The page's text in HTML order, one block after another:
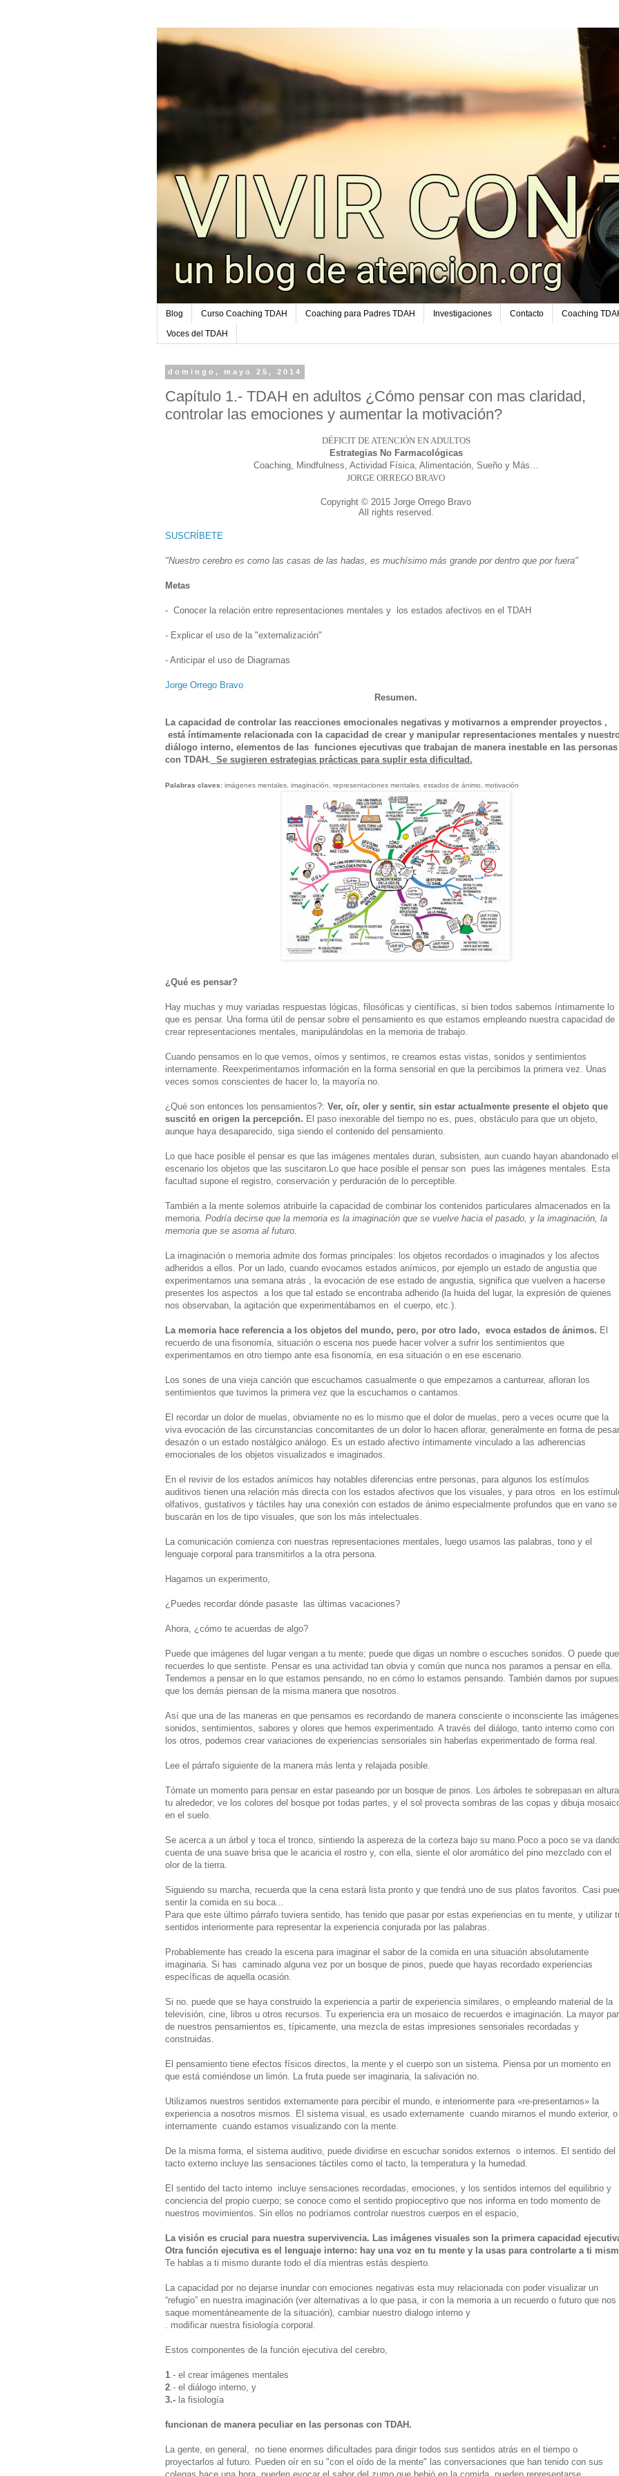
Blog Curso Coaching TDAH Coaching para Padres TDAH Investigaciones Contacto Coaching
Voces del TDAH
domingo, mayo 25, 2014
Capítulo 1.- TDAH en adultos ¿Cómo pensar con mas claridad,
controlar las emociones y aumentar la motivación?
DÉFICIT DE ATENCIÓN EN ADULTOS
Estrategias No Farmacológicas
Coaching, Mindfulness, Actividad Física, Alimentación, Sueño y Más…
JORGE ORREGO BRAVO
Copyright © 2015 Jorge Orrego Bravo
All rights reserved.
SUSCRÍBETE
"Nuestro cerebro es como las casas de las hadas, es muchísimo más grande por dentro que por fuera"
Metas
- Conocer la relación entre representaciones mentales y los estados afectivos en el TDAH
- Explicar el uso de la "externalización"
- Anticipar el uso de Diagramas
Jorge Orrego Bravo
Resumen.
La capacidad de controlar las reacciones emocionales negativas y motivarnos a emprender proyectos ,
está íntimamente relacionada con la capacidad de crear y manipular representaciones mentales y
diálogo interno, elementos de las funciones ejecutivas que trabajan de manera inestable en las personas
con TDAH. Se sugieren estrategias prácticas para suplir esta dificultad.
Palabras claves:imágenes mentales, imaginación, representaciones mentales, estados de ánimo, motivación
¿Qué es pensar?
Hay muchas y muy variadas respuestas lógicas, filosóficas y científicas, si bien todos sabemos íntimamente lo
que es pensar. Una forma útil de pensar sobre el pensamiento es que estamos empleando nuestra capacidad de
crear representaciones mentales, manipulándolas en la memoria de trabajo.
Cuando pensamos en lo que vemos, oímos y sentimos, re creamos estas vistas, sonidos y sentimientos
internamente. Reexperimentamos información en la forma sensorial en que la percibimos la primera vez. Unas
veces somos conscientes de hacer lo, la mayoría no.
¿Qué son entonces los pensamientos?: Ver, oír, oler y sentir, sin estar actualmente presente el objeto que
suscitó en origen la percepción. El paso inexorable del tiempo no es, pues, obstáculo para que un objeto,
aunque haya desaparecido, siga siendo el contenido del pensamiento.
Lo que hace posible el pensar es que las imágenes mentales duran, subsisten, aun cuando hayan abandonado el
escenario los objetos que las suscitaron.Lo que hace posible el pensar son pues las imágenes mentales. Esta
facultad supone el registro, conservación y perduración de lo perceptible.
También a la mente solemos atribuirle la capacidad de combinar los contenidos particulares almacenados en la
memoria. Podría decirse que la memoria es la imaginación que se vuelve hacia el pasado, y la imaginación, la
memoria que se asoma al futuro.
La imaginación o memoria admite dos formas principales: los objetos recordados o imaginados y los afectos
adheridos a ellos. Por un lado, cuando evocamos estados anímicos, por ejemplo un estado de angustia que
experimentamos una semana atrás , la evocación de ese estado de angustia, significa que vuelven a hacerse
presentes los aspectos a los que tal estado se encontraba adherido (la huida del lugar, la expresión de quienes
nos observaban, la agitación que experimentábamos en el cuerpo, etc.).
La memoria hace referencia a los objetos del mundo, pero, por otro lado, evoca estados de ánimos. El
recuerdo de una fisonomía, situación o escena nos puede hacer volver a sufrir los sentimientos que
experimentamos en otro tiempo ante esa fisonomía, en esa situación o en ese escenario.
Los sones de una vieja canción que escuchamos casualmente o que empezamos a canturrear, afloran los
sentimientos que tuvimos la primera vez que la escuchamos o cantamos.
El recordar un dolor de muelas, obviamente no es lo mismo que el dolor de muelas, pero a veces ocurre que la
viva evocación de las circunstancias concomitantes de un dolor lo hacen aflorar, generalmente en forma de
desazón o un estado nostálgico análogo. Es un estado afectivo íntimamente vinculado a las adherencias
emocionales de los objetos visualizados e imaginados.
En el revivir de los estados anímicos hay notables diferencias entre personas, para algunos los estímulos
auditivos tienen una relación más directa con los estados afectivos que los visuales, y para otros en los
olfativos, gustativos y táctiles hay una conexión con estados de ánimo especialmente profundos que en vano se
buscarán en los de tipo visuales, que son los más intelectuales.
La comunicación comienza con nuestras representaciones mentales, luego usamos las palabras, tono y el
lenguaje corporal para transmitirlos a la otra persona.
Hagamos un experimento,
¿Puedes recordar dónde pasaste las últimas vacaciones?
Ahora, ¿cómo te acuerdas de algo?
Puede que imágenes del lugar vengan a tu mente; puede que digas un nombre o escuches sonidos. O puede que
recuerdes lo que sentiste. Pensar es una actividad tan obvia y común que nunca nos paramos a pensar en ella.
Tendemos a pensar en lo que estamos pensando, no en cómo lo estamos pensando. También damos por
que los demás piensan de la misma manera que nosotros.
Así que una de las maneras en que pensamos es recordando de manera consciente o inconsciente las
sonidos, sentimientos, sabores y olores que hemos experimentado. A través del diálogo, tanto interno como con
los otros, podemos crear variaciones de experiencias sensoriales sin haberlas experimentado de forma real.
Lee el párrafo siguiente de la manera más lenta y relajada posible.
Tómate un momento para pensar en estar paseando por un bosque de pinos. Los árboles te sobrepasan en
tu alrededor; ve los colores del bosque por todas partes, y el sol provecta sombras de las copas y dibuja
en el suelo.
Se acerca a un árbol y toca el tronco, sintiendo la aspereza de la corteza bajo su mano.Poco a poco se va dando
cuenta de una suave brisa que le acaricia el rostro y, con ella, siente el olor aromático del pino mezclado con el
olor de la tierra.
Siguiendo su marcha, recuerda que la cena estará lista pronto y que tendrá uno de sus platos favoritos. Casi
sentir la comida en su boca...
Para que este último párrafo tuviera sentido, has tenido que pasar por estas experiencias en tu mente, y utilizar
sentidos interiormente para representar la experiencia conjurada por las palabras.
Probablemente has creado la escena para imaginar el sabor de la comida en una situación absolutamente
imaginaria. Si has caminado alguna vez por un bosque de pinos, puede que hayas recordado experiencias
específicas de aquella ocasión.
Si no. puede que se haya construido la experiencia a partir de experiencia similares, o empleando material de la
televisión, cine, libros u otros recursos. Tu experiencia era un mosaico de recuerdos e imaginación. La mayor
de nuestros pensamientos es, típicamente, una mezcla de estas impresiones sensoriales recordadas y
construidas.
El pensamiento tiene efectos físicos directos, la mente y el cuerpo son un sistema. Piensa por un momento en
que está comiéndose un limón. La fruta puede ser imaginaria, la salivación no.
Utilizamos nuestros sentidos externamente para percibir el mundo, e interiormente para «re-presentarnos» la
experiencia a nosotros mismos. El sistema visual, es usado externamente cuando miramos el mundo exterior, o
internamente cuando estamos visualizando con la mente.
De la misma forma, el sistema auditivo, puede dividirse en escuchar sonidos externos o internos. El sentido del
tacto externo incluye las sensaciones táctiles como el tacto, la temperatura y la humedad.
El sentido del tacto interno incluye sensaciones recordadas, emociones, y los sentidos internos del equilibrio y
conciencia del propio cuerpo; se conoce como el sentido propioceptivo que nos informa en todo momento de
nuestros movimientos. Sin ellos no podríamos controlar nuestros cuerpos en el espacio,
La visión es crucial para nuestra supervivencia. Las imágenes visuales son la primera capacidad
Otra función ejecutiva es el lenguaje interno: hay una voz en tu mente y la usas para controlarte a ti
Te hablas a ti mismo durante todo el día mientras estás despierto.
La capacidad por no dejarse inundar con emociones negativas esta muy relacionada con poder visualizar un
“refugio” en nuestra imaginación (ver alternativas a lo que pasa, ir con la memoria a un recuerdo o futuro que nos
saque momentáneamente de la situación), cambiar nuestro dialogo interno y
. modificar nuestra fisiología corporal.
Estos componentes de la función ejecutiva del cerebro,
1.- el crear imágenes mentales
2.- el diálogo interno, y
3.-la fisiología
funcionan de manera peculiar en las personas con TDAH.
La gente, en general, no tiene enormes dificultades para dirigir todos sus sentidos atrás en el tiempo o
proyectarlos al futuro. Pueden oír en su "con el oído de la mente" las conversaciones que han tenido con sus